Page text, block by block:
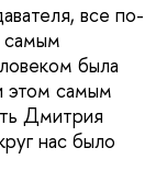
все по-
самым
была
этом самым
Дмитрия
нас было